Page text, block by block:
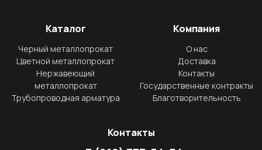
Каталог
Черный металлопрокат
Цветной металлопрокат
Нержавеющий
металлопрокат
Трубопроводная арматура
Компания
О нас
Доставка
Контакты
Государственные контракты
Благотворительность
Контакты